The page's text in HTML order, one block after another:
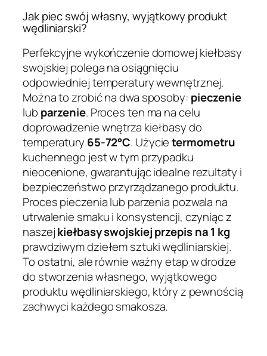
Jak piec swój własny, wyjątkowy produkt
wędliniarski?
Perfekcyjne wykończenie domowej kiełbasy
swojskiej polega na osiągnięciu
odpowiedniej temperatury wewnętrznej.
Można to zrobić na dwa sposoby: pieczenie
lub parzenie. Proces ten ma na celu
doprowadzenie wnętrza kiełbasy do
temperatury 65-72°C. Użycietermometru
kuchennego jest w tym przypadku
nieocenione, gwarantując idealne rezultaty i
bezpieczeństwo przyrządzanego produktu.
Proces pieczenia lub parzenia pozwala na
utrwalenie smaku i konsystencji, czyniąc z
naszejkiełbasy swojskiej przepis na 1 kg
prawdziwym dziełem sztuki wędliniarskiej.
To ostatni, ale równie ważny etap w drodze
do stworzenia własnego, wyjątkowego
produktu wędliniarskiego, który z pewnością
zachwyci każdego smakosza.